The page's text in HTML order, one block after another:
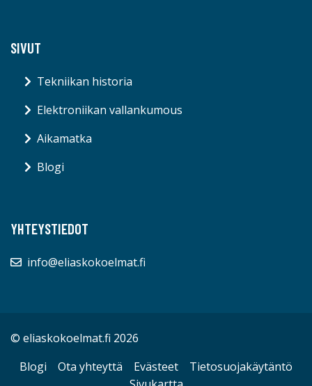
SIVUT
Tekniikan historia
Elektroniikan vallankumous
Aikamatka
Blogi
YHTEYSTIEDOT
info@eliaskokoelmat.fi
© eliaskokoelmat.fi 2026
Blogi
Ota yhteyttä Evästeet
Tietosuojakäytäntö